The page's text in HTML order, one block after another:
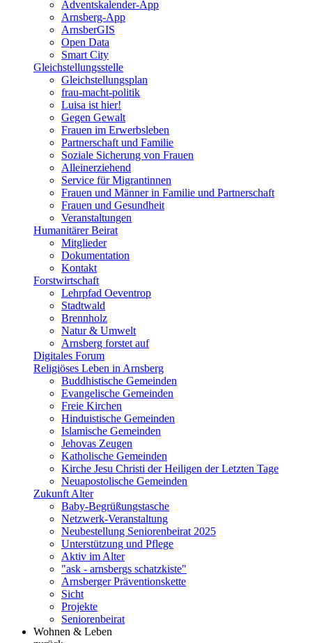
Adventskalender-App
Arnsberg-App
ArnsberGIS
Open Data
Smart City
Gleichstellungsstelle
Gleichstellungsplan
frau-macht-politik
Luisa ist hier!
Gegen Gewalt
Frauen im Erwerbsleben
Partnerschaft und Familie
Soziale Sicherung von Frauen
Alleinerziehend
Service für Migrantinnen
Frauen und Männer in Familie und Partnerschaft
Frauen und Gesundheit
Veranstaltungen
Humanitärer Beirat
Mitglieder
Dokumentation
Kontakt
Forstwirtschaft
Lehrpfad Oeventrop
Stadtwald
Brennholz
Natur & Umwelt
Arnsberg forstet auf
Digitales Forum
Religiöses Leben in Arnsberg
Buddhistische Gemeinden
Evangelische Gemeinden
Freie Kirchen
Hinduistische Gemeinden
Islamische Gemeinden
Jehovas Zeugen
Katholische Gemeinden
Kirche Jesu Christi der Heiligen der Letzten Tage
Neuapostolische Gemeinden
Zukunft Alter
Baby-Begrüßungstasche
Netzwerk-Veranstaltung
Neubestellung Seniorenbeirat 2025
Unterstützung und Pflege
Aktiv im Alter
"ask - arnsbergs schatzkiste"
Arnsberger Präventionskette
Sicht
Projekte
Seniorenbeirat
Wohnen & Leben